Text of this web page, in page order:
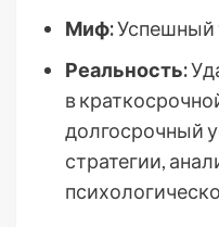
Миф:Успешный
Реальность:
в
долгосрочный
стратегии,